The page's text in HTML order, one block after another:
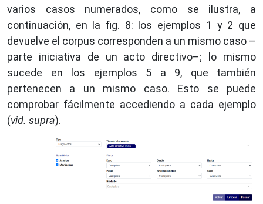
varios casos numerados, como se ilustra, a
continuación, en la fig. 8: los ejemplos 1 y 2 que
devuelve el corpus corresponden a un mismo caso –
parte iniciativa de un acto directivo–; lo mismo
sucede en los ejemplos 5 a 9, que también
pertenecen a un mismo caso. Esto se puede
comprobar fácilmente accediendo a cada ejemplo
(vid. supra).